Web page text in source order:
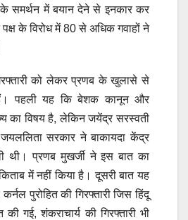
के समर्थन में बयान देने से इनकार कर
के विरोध में 80 से अधिक गवाहों ने
को लेकर प्रणब के खुलासे से
पहली यह कि बेशक कानून और
का विषय है, लेकिन जयेंद्र सरस्वती
जयललिता सरकार ने बाकायदा केंद्र
थी। प्रणब मुखर्जी ने इस बात का
में नहीं किया है। दूसरी बात यह
पुरोहित की गिरफ्तारी जिस हिंदू
गई, शंकराचार्य की गिरफ्तारी भी